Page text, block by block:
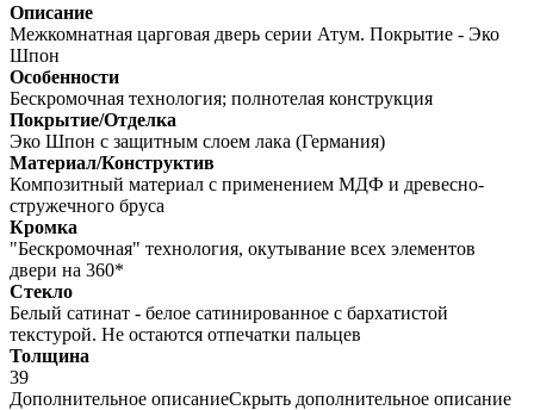
Описание
Межкомнатная царговая дверь серии Атум. Покрытие - Эко
Шпон
Особенности
Бескромочная технология; полнотелая конструкция
Покрытие/Отделка
Эко Шпон с защитным слоем лака (Германия)
Материал/Конструктив
Композитный материал с применением МДФ и древесно-
стружечного бруса
Кромка
"Бескромочная" технология, окутывание всех элементов
двери на 360*
Стекло
Белый сатинат - белое сатинированное с бархатистой
текстурой. Не остаются отпечатки пальцев
Толщина
39
Дополнительное описаниеСкрыть дополнительное описание